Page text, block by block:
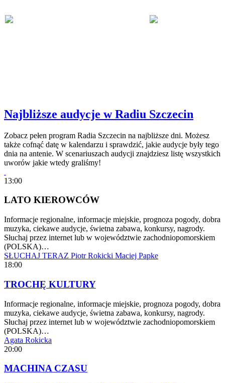
Najbliższe audycje w Radiu Szczecin
Zobacz pełen program Radia Szczecin na najbliższe dni. Możesz
także cofnąć datę w kalendarzu i sprawdzić, jakie audycje były tego
dnia na antenie. W scenariuszach audycji znajdziesz listę wszystkich
uworów jakie wtedy graliśmy!
13:00
LATO KIEROWCÓW
Informacje regionalne, informacje miejskie, prognoza pogody, dobra
muzyka, ciekawe audycje, świetna zabawa, konkursy, nagrody.
Słuchaj przez internet lub w województwie zachodniopomorskiem
(POLSKA)…
SŁUCHAJ TERAZ Piotr Rokicki Maciej Papke
18:00
TROCHĘ KULTURY
Informacje regionalne, informacje miejskie, prognoza pogody, dobra
muzyka, ciekawe audycje, świetna zabawa, konkursy, nagrody.
Słuchaj przez internet lub w województwie zachodniopomorskiem
(POLSKA)…
Agata Rokicka
20:00
MACHINA CZASU